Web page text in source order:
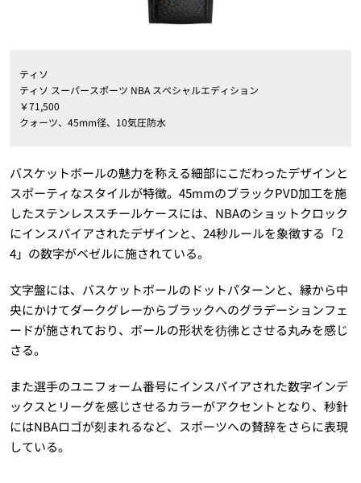
ティソ
ティソ スーパースポーツ NBA スペシャルエディション
￥71,500
クォーツ、45mm径、10気圧防水
バスケットボールの魅力を称える細部にこだわったデザインと
スポーティなスタイルが特徴。45mmのブラックPVD加工を施
したステンレススチールケースには、NBAのショットクロック
にインスパイアされたデザインと、24秒ルールを象徴する「2
4」の数字がベゼルに施されている。
文字盤には、バスケットボールのドットパターンと、縁から中
央にかけてダークグレーからブラックへのグラデーションフェ
ードが施されており、ボールの形状を彷彿とさせる丸みを感じ
さる。
また選手のユニフォーム番号にインスパイアされた数字インデ
ックスとリーグを感じさせるカラーがアクセントとなり、秒針
にはNBAロゴが刻まれるなど、スポーツへの賛辞をさらに表現
している。